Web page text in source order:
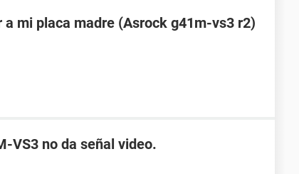
a mi placa madre (Asrock g41m-vs3 r2)
VS3 no da señal video.